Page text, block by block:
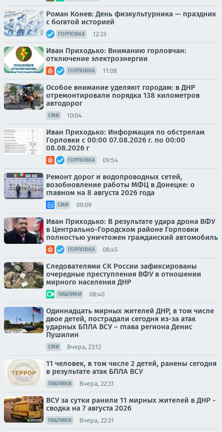
Роман Конев: День физкультурника — праздник
с богатой историей
ГОРЛОВКА 12:33
Иван Приходько: Вниманию горловчан:
отключение электроэнергии
ГОРЛОВКА 11:08
Особое внимание уделяют городам: в ДНР
отремонтировали порядка 138 километров
автодорог
СМИ 10:04
Иван Приходько: Информация по обстрелам
Горловки с 00:00 07.08.2026 г. по 00:00
08.08.2026 г
ГОРЛОВКА 09:54
Ремонт дорог и водопроводных сетей,
возобновление работы МФЦ в Донецке: о
главном на 8 августа 2026 года
СМИ 09:09
Иван Приходько: В результате удара дрона ВФУ
в Центрально-Городском районе Горловки
полностью уничтожен гражданский автомобиль
ГОРЛОВКА 08:45
Следователями СК России зафиксированы
очередные преступления ВФУ в отношении
мирного населения ДНР
ПАБЛИКИ 08:40
Одиннадцать мирных жителей ДНР, в том числе
двое детей, пострадали сегодня из-за атак
ударных БПЛА ВСУ – глава региона Денис
Пушилин
СМИ Вчера, 23:12
11 человек, в том числе 2 детей, ранены сегодня
в результате атак БПЛА ВСУ
ПАБЛИКИ Вчера, 22:31
ВСУ за сутки ранили 11 мирных жителей в ДНР -
сводка на 7 августа 2026
ПАБЛИКИ Вчера, 22:31